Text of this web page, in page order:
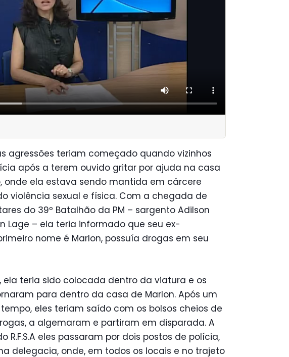
as agressões teriam começado quando vizinhos
após a terem ouvido gritar por ajuda na casa
onde ela estava sendo mantida em cárcere
violência sexual e física. Com a chegada de
do 39º Batalhão da PM – sargento Adilson
Lage – ela teria informado que seu ex-
nome é Marlon, possuía drogas em seu
ela teria sido colocada dentro da viatura e os
para dentro da casa de Marlon. Após um
eles teriam saído com os bolsos cheios de
a algemaram e partiram em disparada. A
R.F.S.A eles passaram por dois postos de polícia,
delegacia, onde, em todos os locais e no trajeto